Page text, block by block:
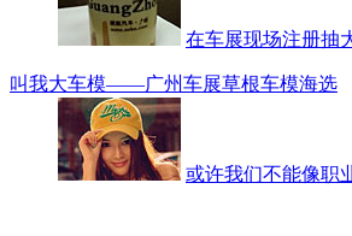
在车展现场注册抽
叫我大车模——广州车展草根车模海选
或许我们不能像职